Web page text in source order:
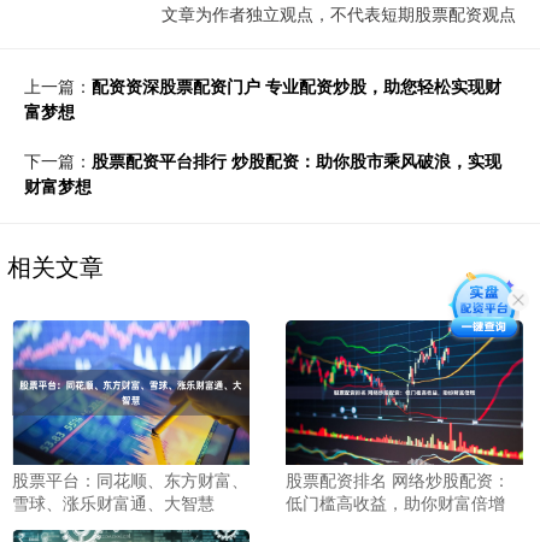
文章为作者独立观点，不代表短期股票配资观点
上一篇： 配资资深股票配资门户 专业配资炒股，助您轻松实现财
富梦想
下一篇： 股票配资平台排行 炒股配资：助你股市乘风破浪，实现
财富梦想
相关文章
股票平台：同花顺、东方财富、
雪球、涨乐财富通、大智慧
股票配资排名 网络炒股配资：
低门槛高收益，助你财富倍增